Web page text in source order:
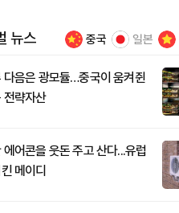
뉴스 중국 일본
다음은 광모듈…중국이 움켜쥔
전략자산
에어콘을 웃돈 주고 산다...유럽
메이디